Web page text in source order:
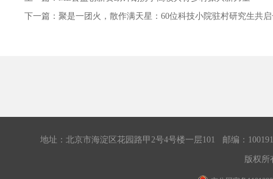
下一篇： 聚是一团火，散作满天星：60位科技小院驻村研究生共
地址：北京市海淀区花园路甲2号4号楼一层101 邮编：
版权